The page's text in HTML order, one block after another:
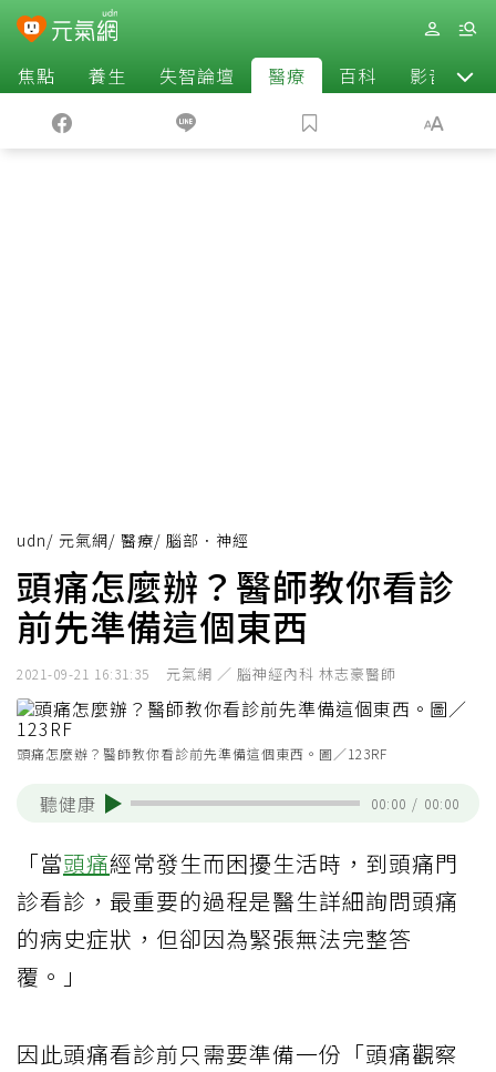
焦點 養生 失智論壇 醫療 百科 影音
udn/ 元氣網/ 醫療/ 腦部．神經
頭痛怎麼辦？醫師教你看診
前先準備這個東西
2021-09-21 16:31:35 元氣網 ／ 腦神經內科 林志豪醫師
頭痛怎麼辦？醫師教你看診前先準備這個東西。圖／123RF
聽健康 00:00 / 00:00
「當頭痛經常發生而困擾生活時，到頭痛門
診看診，最重要的過程是醫生詳細詢問頭痛
的病史症狀，但卻因為緊張無法完整答
覆。」
因此頭痛看診前只需要準備一份「頭痛觀察